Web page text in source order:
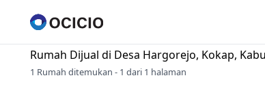
Rumah Dijual di Desa Hargorejo, Kokap,
1 Rumah ditemukan - 1 dari 1 halaman